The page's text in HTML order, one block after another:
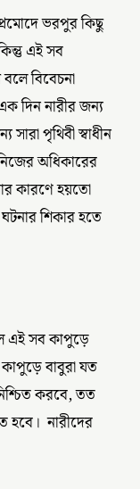
ভরপুর কিছু
এই সব
বিবেচনা
দিন নারীর জন্য
পৃথিবী স্বাধীন
অধিকারের
কারণে হয়তো
শিকার হতে
এই সব কাপুড়ে
বাবুরা যত
করবে, তত
হবে। নারীদের